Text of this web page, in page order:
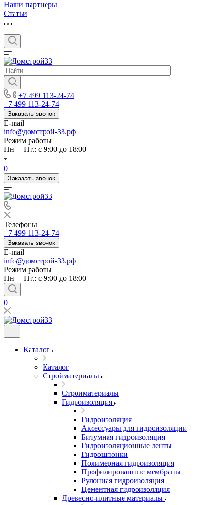
Наши партнеры
Статьи
+7 499 113-24-74
+7 499 113-24-74
Заказать звонок
E-mail
info@домстрой-33.рф
Режим работы
Пн. – Пт.: с 9:00 до 18:00
0
Заказать звонок
Телефоны
+7 499 113-24-74
Заказать звонок
E-mail
info@домстрой-33.рф
Режим работы
Пн. – Пт.: с 9:00 до 18:00
0
Каталог
Каталог
Стройматериалы
Стройматериалы
Гидроизоляция
Гидроизоляция
Аксессуары для гидроизоляции
Битумная гидроизоляция
Гидроизоляционные ленты
Гидрошпонки
Полимерная гидроизоляция
Профилированные мембраны
Рулонная гидроизоляция
Цементная гидроизоляция
Древесно-плитные материалы